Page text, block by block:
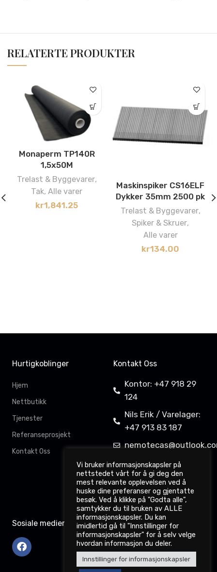
RELATERTE PRODUKTER
Monaperm TP140R
1,5x50M
Trelast & Byggevarer,
Tak, Alle varer
kr1,841.25
Maskinspiker CS16ELF
Dykker 35mm 2500 pk
Trelast & Byggevarer,
Spiker & Skruer,
Alle varer
kr134.00
Hurtigkoblinger
Hjem
Nettbutikk
Tjenester
Referanseprosjekt
Kontakt Oss
Kontakt Oss
Kontor: +47 918 29
124
Nils Erik / Varelager:
+47 913 83 187
Davit Gahkkorluodda
11,
9522 Kautokeino
Sosiale medier
Vi bruker informasjonskapsler på
nettstedet vårt for å gi deg den
mest relevante opplevelsen ved å
huske dine preferanser og gjentatte
besøk. Ved å klikke på "Godta alle",
samtykker du til bruken av ALLE
informasjonskapsler. Du kan
imidlertid gå til "Innstillinger for
informasjonskapsler" for å selv velge
hvordan informasjon du deler.
Innstillinger for informasjonskapsler